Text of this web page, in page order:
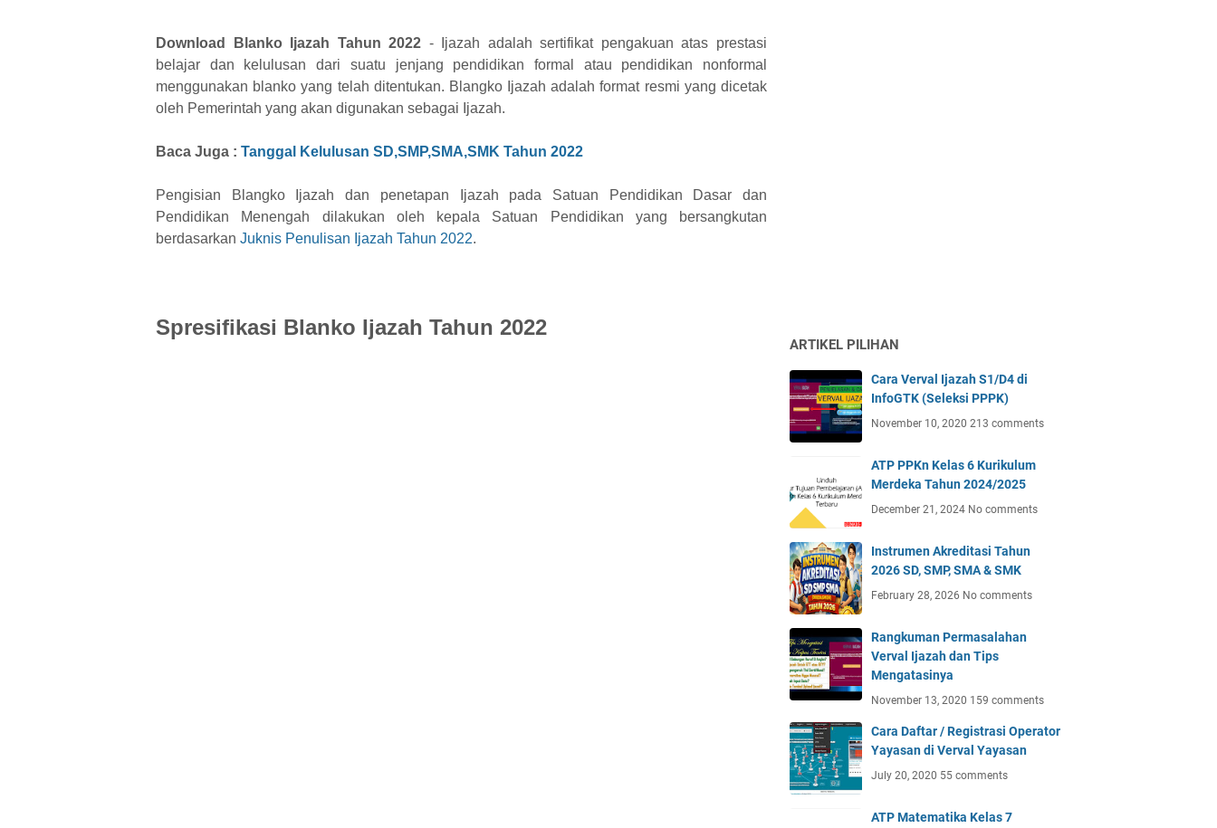
Download Blanko Ijazah Tahun 2022 - Ijazah adalah sertifikat pengakuan atas prestasi
belajar dan kelulusan dari suatu jenjang pendidikan formal atau pendidikan nonformal
menggunakan blanko yang telah ditentukan. Blangko Ijazah adalah format resmi yang dicetak
oleh Pemerintah yang akan digunakan sebagai Ijazah.
Baca Juga : Tanggal Kelulusan SD,SMP,SMA,SMK Tahun 2022
Pengisian Blangko Ijazah dan penetapan Ijazah pada Satuan Pendidikan Dasar dan
Pendidikan Menengah dilakukan oleh kepala Satuan Pendidikan yang bersangkutan
berdasarkan Juknis Penulisan Ijazah Tahun 2022.
Spresifikasi Blanko Ijazah Tahun 2022
ARTIKEL PILIHAN
Cara Verval Ijazah S1/D4 di
InfoGTK (Seleksi PPPK)
November 10, 2020 213 comments
ATP PPKn Kelas 6 Kurikulum
Merdeka Tahun 2024/2025
December 21, 2024 No comments
Instrumen Akreditasi Tahun
2026 SD, SMP, SMA & SMK
February 28, 2026 No comments
Rangkuman Permasalahan
Verval Ijazah dan Tips
Mengatasinya
November 13, 2020 159 comments
Cara Daftar / Registrasi Operator
Yayasan di Verval Yayasan
July 20, 2020 55 comments
ATP Matematika Kelas 7